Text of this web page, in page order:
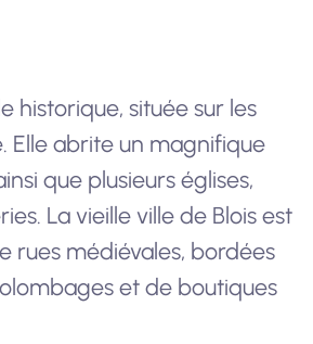
historique, située sur les
Elle abrite un magnifique
que plusieurs églises,
La vieille ville de Blois est
rues médiévales, bordées
et de boutiques